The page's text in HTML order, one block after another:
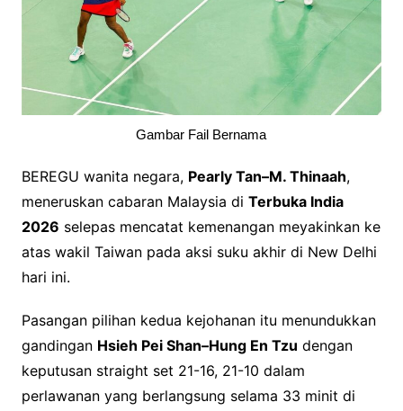
Gambar Fail Bernama
BEREGU wanita negara, Pearly Tan–M. Thinaah,
meneruskan cabaran Malaysia di Terbuka India
2026 selepas mencatat kemenangan meyakinkan ke
atas wakil Taiwan pada aksi suku akhir di New Delhi
hari ini.
Pasangan pilihan kedua kejohanan itu menundukkan
gandingan Hsieh Pei Shan–Hung En Tzu dengan
keputusan straight set 21-16, 21-10 dalam
perlawanan yang berlangsung selama 33 minit di